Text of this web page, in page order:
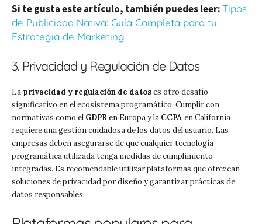
Si te gusta este artículo, también puedes leer:Tipos
de Publicidad Nativa: Guía Completa para tu
Estrategia de Marketing
3. Privacidad y Regulación de Datos
La privacidad y regulación de datoses otro desafío
significativo en el ecosistema programático. Cumplir con
normativas como el GDPRen Europa y la CCPA en California
requiere una gestión cuidadosa de los datos del usuario. Las
empresas deben asegurarse de que cualquier tecnología
programática utilizada tenga medidas de cumplimiento
integradas. Es recomendable utilizar plataformas que ofrezcan
soluciones de privacidad por diseño y garantizar prácticas de
datos responsables.